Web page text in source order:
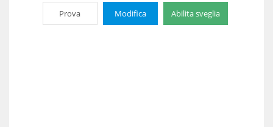
Prova Modifica Abilita sveglia